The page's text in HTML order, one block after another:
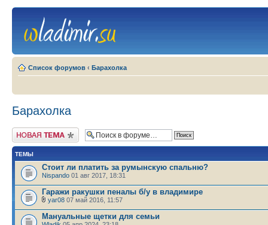
Список форумов ‹ Барахолка
Барахолка
Новая тема
ТЕМЫ
Стоит ли платить за румынскую спальню?
Nispando 01 авг 2017, 18:31
Гаражи ракушки пеналы б/у в владимире
yar08 07 май 2016, 11:57
Мануальные щетки для семьи